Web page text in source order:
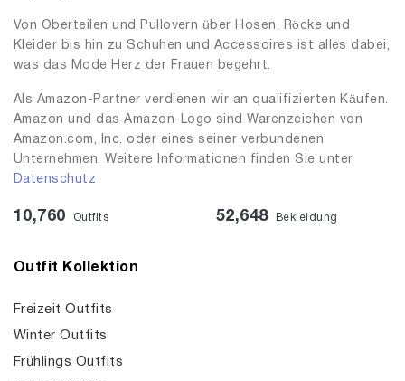
Von Oberteilen und Pullovern über Hosen, Röcke und
Kleider bis hin zu Schuhen und Accessoires ist alles dabei,
was das Mode Herz der Frauen begehrt.
Als Amazon-Partner verdienen wir an qualifizierten Käufen.
Amazon und das Amazon-Logo sind Warenzeichen von
Amazon.com, Inc. oder eines seiner verbundenen
Unternehmen. Weitere Informationen finden Sie unter
Datenschutz
10,760 Outfits 52,648 Bekleidung
Outfit Kollektion
Freizeit Outfits
Winter Outfits
Frühlings Outfits